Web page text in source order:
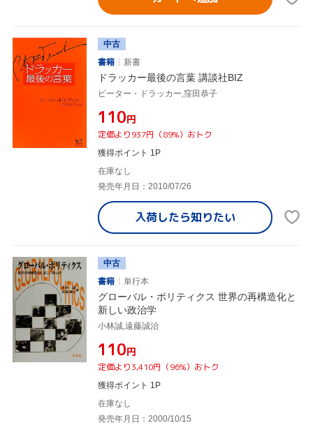
中古
書籍
新書
ドラッカー最後の言葉 講談社BIZ
ピーター・ドラッカー,窪田恭子
¥110円
定価より937円（89%）おトク
獲得ポイント 1P
在庫なし
発売年月日：2010/07/26
入荷したら知りたい
中古
書籍
単行本
グローバル・ポリティクス 世界の再構造化と
新しい政治学
小林誠,遠藤誠治
¥110円
定価より3,410円（96%）おトク
獲得ポイント 1P
在庫なし
発売年月日：2000/10/15